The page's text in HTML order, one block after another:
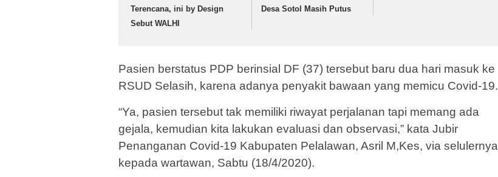
Terencana, ini by Design
Sebut WALHI
Desa Sotol Masih Putus
Pasien berstatus PDP berinsial DF (37) tersebut baru dua hari masuk ke
RSUD Selasih, karena adanya penyakit bawaan yang memicu Covid-19.
“Ya, pasien tersebut tak memiliki riwayat perjalanan tapi memang ada
gejala, kemudian kita lakukan evaluasi dan observasi,” kata Jubir
Penanganan Covid-19 Kabupaten Pelalawan, Asril M,Kes, via selulernya
kepada wartawan, Sabtu (18/4/2020).